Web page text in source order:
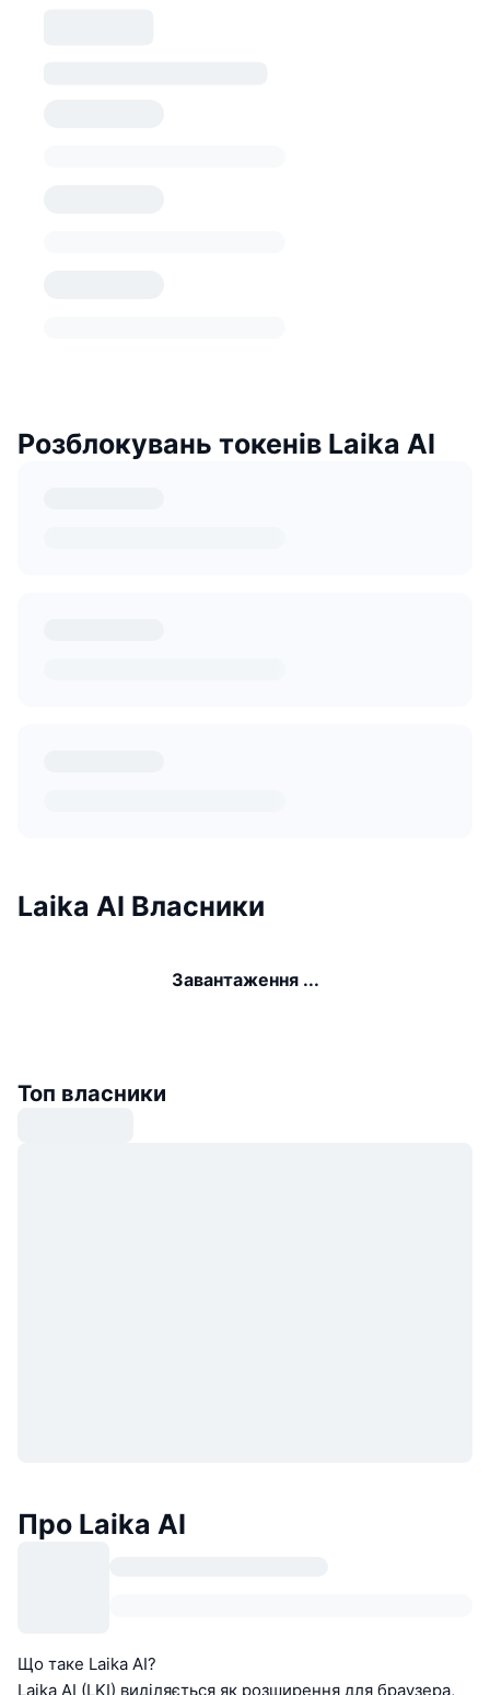
Розблокувань токенів Laika AI
Laika AI Власники
Завантаження ...
Топ власники
Про Laika AI
Що таке Laika AI?
Laika AI (LKI) виділяється як розширення для браузера,